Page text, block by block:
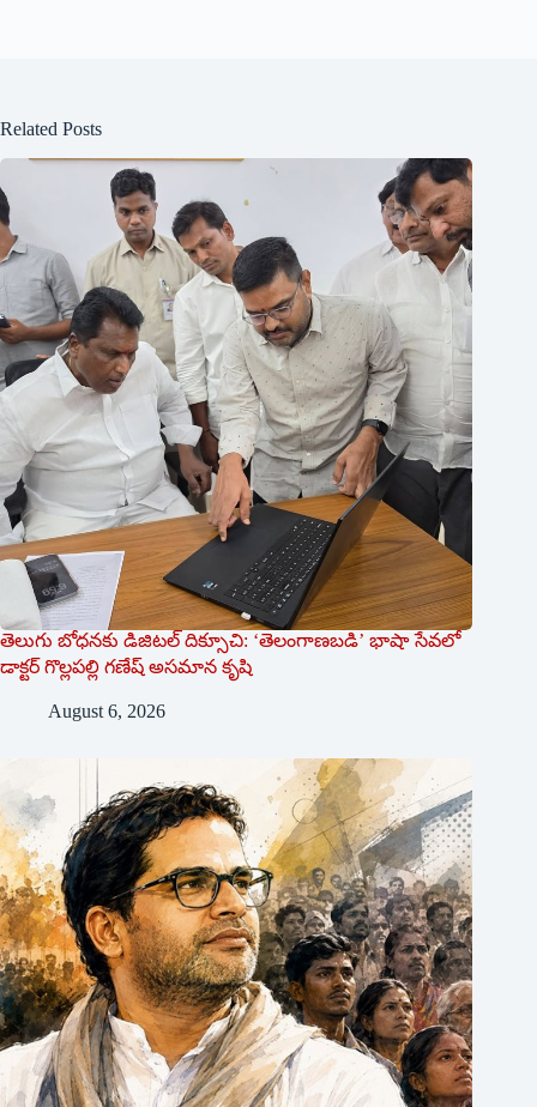
Related Posts
తెలుగు బోధనకు డిజిటల్ దిక్సూచి: ‘తెలంగాణబడి’ భాషా సేవలో
డాక్టర్ గొల్లపల్లి గణేష్ అసమాన కృషి
August 6, 2026